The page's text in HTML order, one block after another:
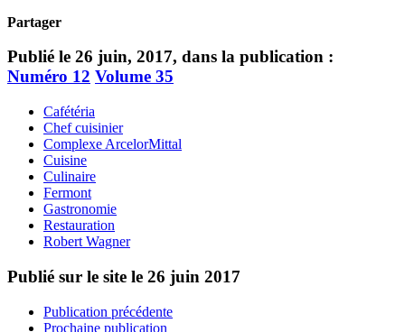
Partager
Publié le 26 juin, 2017, dans la publication :
Numéro 12 Volume 35
Cafétéria
Chef cuisinier
Complexe ArcelorMittal
Cuisine
Culinaire
Fermont
Gastronomie
Restauration
Robert Wagner
Publié sur le site le 26 juin 2017
Publication précédente
Prochaine publication